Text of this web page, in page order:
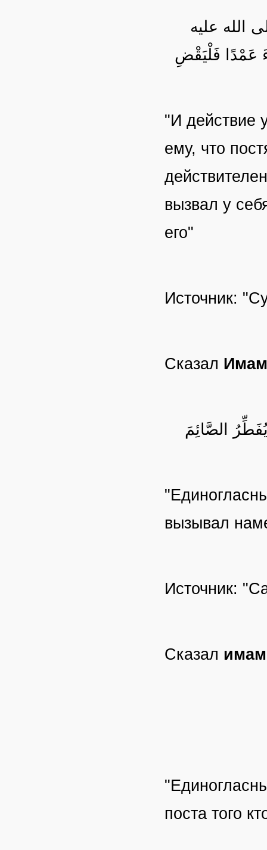
الله عليه
عَمْدًا فَلْيَقْضِ
"И действие
ему, что
вызвал у
его"
Источник:
Сказал
الصَّائِمَ
вызывал
Источник:
Сказал
поста того